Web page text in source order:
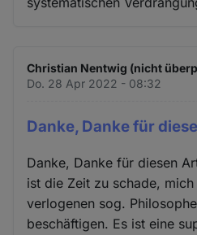
Christian Nentwig (nicht
Do. 28 Apr 2022 - 08:32
Danke, Danke für
Danke, Danke für diesen
ist die Zeit zu schade,
verlogenen sog.
beschäftigen. Es ist eine